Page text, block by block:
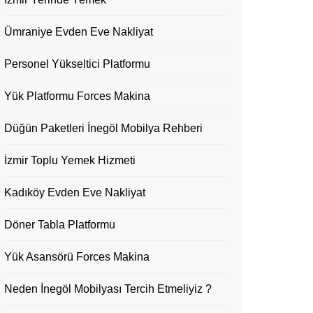
Ümraniye Evden Eve Nakliyat
Personel Yükseltici Platformu
Yük Platformu Forces Makina
Düğün Paketleri İnegöl Mobilya Rehberi
İzmir Toplu Yemek Hizmeti
Kadıköy Evden Eve Nakliyat
Döner Tabla Platformu
Yük Asansörü Forces Makina
Neden İnegöl Mobilyası Tercih Etmeliyiz ?